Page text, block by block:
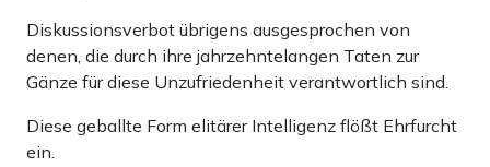
Diskussionsverbot übrigens ausgesprochen von
denen, die durch ihre jahrzehntelangen Taten zur
Gänze für diese Unzufriedenheit verantwortlich sind.
Diese geballte Form elitärer Intelligenz flößt Ehrfurcht
ein.